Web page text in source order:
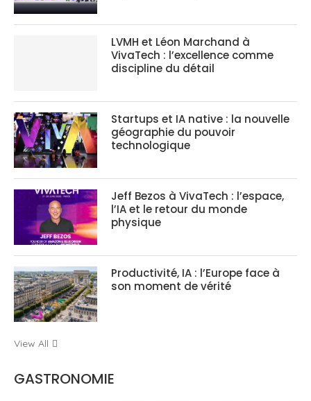
LVMH et Léon Marchand à
VivaTech : l’excellence comme
discipline du détail
Startups et IA native : la nouvelle
géographie du pouvoir
technologique
Jeff Bezos à VivaTech : l’espace,
l’IA et le retour du monde
physique
Productivité, IA : l’Europe face à
son moment de vérité
View All
GASTRONOMIE